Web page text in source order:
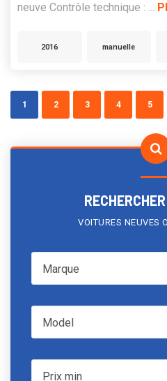
neuve Contrôle technique : ...
2016 manuelle
1 2 3 4 5
VOITURES NEUVES
MarqueMarque
ModelModel
Prix minPrix min